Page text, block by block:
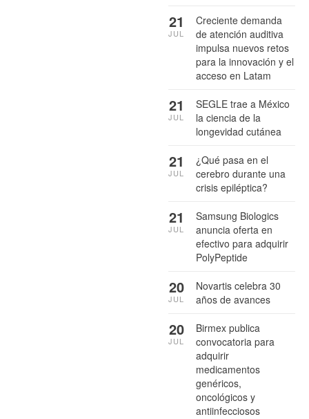
Creciente demanda
de atención auditiva
impulsa nuevos retos
para la innovación y el
acceso en Latam
21
JUL
SEGLE trae a México
la ciencia de la
longevidad cutánea
21
JUL
¿Qué pasa en el
cerebro durante una
crisis epiléptica?
21
JUL
Samsung Biologics
anuncia oferta en
efectivo para adquirir
PolyPeptide
21
JUL
Novartis celebra 30
años de avances
20
JUL
Birmex publica
convocatoria para
adquirir
medicamentos
genéricos,
oncológicos y
antiinfecciosos
20
JUL